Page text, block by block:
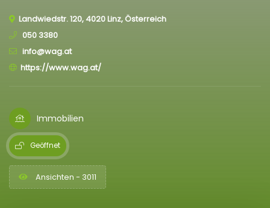
Landwiedstr. 120, 4020 Linz, Österreich
050 3380
info@wag.at
https://www.wag.at/
Immobilien
Geöffnet
Ansichten - 3011